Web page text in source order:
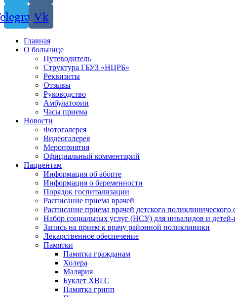
Vk
Главная
О больнице
Путеводитель
Структура ГБУЗ «НЦРБ»
Реквизиты
Отзывы
Руководство
Амбулатории
Часы приема
Новости
Фотогалерея
Видеогалерея
Мероприятия
Официальный комментарий
Пациентам
Информация об аборте
Информация о беременности
Порядок госпитализации
Расписание приема врачей
Расписание приема врачей детского поликлинического
Набор социальных услуг (НСУ) для инвалидов и детей-
Запись на прием к врачу районной поликлиники
Лекарственное обеспечение
Памятки
Памятка гражданам
Холера
Малярия
Буклет ХВГС
Памятка грипп